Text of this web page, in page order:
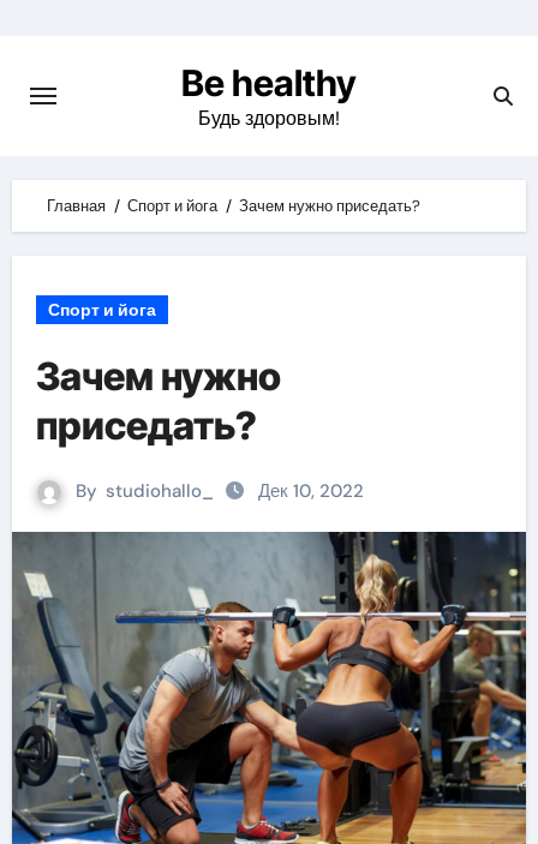
content
Be healthy
Будь здоровым!
Главная Спорт и йога Зачем нужно приседать?
Спорт и йога
Зачем нужно
приседать?
By studiohallo_ Дек 10, 2022